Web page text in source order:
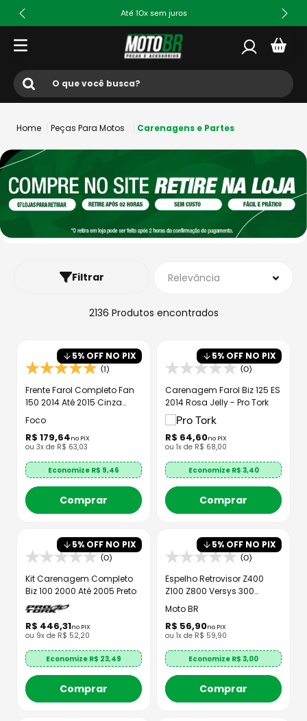
Até 10x sem juros
O que você busca?
3 º capacete
4º fw3
5º capacete ls2
axxis fenix
race tech
Peças Para Motos Carenagens e Partes
Filtrar Relevância
2136 Produtos
5% OFF NO PIX
(1)
Frente Farol Completo Fan
150 2014 Até 2015 Cinza
Fosco
Foco
R$ 179,64no PIX
ou 3x de R$ 63,03
Economize R$ 9,46
Comprar
5% OFF NO PIX
(0)
Carenagem Farol Biz 125 ES
2014 Rosa Jelly - Pro Tork
R$ 64,60no PIX
ou 1x de R$ 68,00
Economize R$ 3,40
Comprar
5% OFF NO PIX
(0)
Kit Carenagem Completo
Biz 100 2000 Até 2005 Preto
R$ 446,31no PIX
ou 9x de R$ 52,20
Economize R$ 23,49
Comprar
5% OFF NO PIX
(0)
Espelho Retrovisor Z400
Z100 Z800 Versys 300
Rosca Honda Par
Moto BR
R$ 56,90no PIX
ou 1x de R$ 59,90
Economize R$ 3,00
Comprar